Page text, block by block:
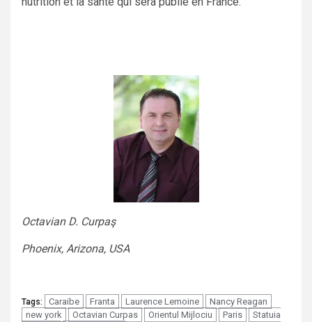
Octavian D. Curpaş
Phoenix, Arizona, USA
Tags: Caraibe Franta Laurence Lemoine
Nancy Reagan
new york
Octavian Curpas Orientul Mijlociu Paris
Statuia